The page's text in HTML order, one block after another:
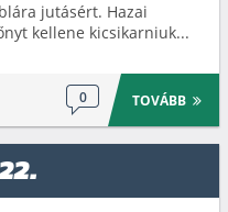
jutásért. Hazai
kellene kicsikarniuk...
0 TOVÁBB